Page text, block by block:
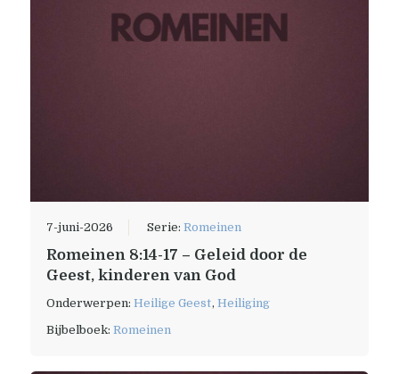
7-juni-2026 Serie: Romeinen
Romeinen 8:14-17 – Geleid door de
Geest, kinderen van God
Onderwerpen: Heilige Geest, Heiliging
Bijbelboek: Romeinen